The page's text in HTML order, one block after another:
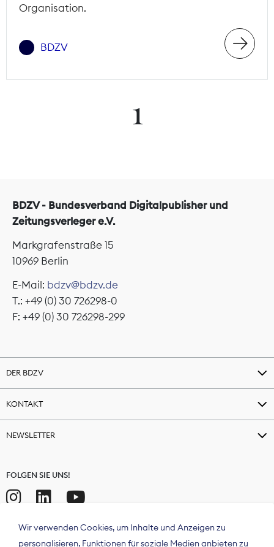
Organisation.
BDZV
1
BDZV - Bundesverband Digitalpublisher und
Zeitungsverleger e.V.
Markgrafenstraße 15
10969 Berlin
E-Mail: bdzv@bdzv.de
T.: +49 (0) 30 726298-0
F: +49 (0) 30 726298-299
DER BDZV
KONTAKT
NEWSLETTER
FOLGEN SIE UNS!
Wir verwenden Cookies, um Inhalte und Anzeigen zu
personalisieren, Funktionen für soziale Medien anbieten zu